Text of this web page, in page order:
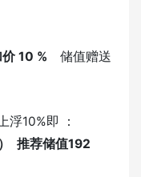
价 10 %
储值赠送
浮10%即 ：
推荐储值192